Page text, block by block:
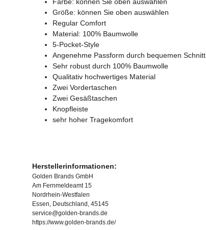
Farbe: können Sie oben auswählen
Größe: können Sie oben auswählen
Regular Comfort
Material: 100% Baumwolle
5-Pocket-Style
Angenehme Passform durch bequemen Schnitt
Sehr robust durch 100% Baumwolle
Qualitativ hochwertiges Material
Zwei Vordertaschen
Zwei Gesäßtaschen
Knopfleiste
sehr hoher Tragekomfort
Herstellerinformationen:
Golden Brands GmbH
Am Fernmeldeamt 15
Nordrhein-Westfalen
Essen, Deutschland, 45145
service@golden-brands.de
https://www.golden-brands.de/